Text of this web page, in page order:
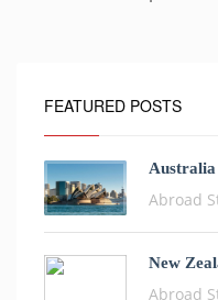
FEATURED POSTS
Australia
Abroad
New
Abroad